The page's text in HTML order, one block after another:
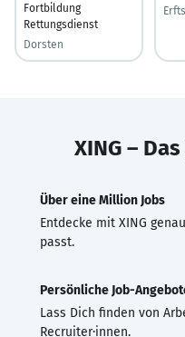
Fortbildung
Rettungsdienst
Dorsten
XING –
Über eine Million Jobs
Entdecke mit XING
passt.
Persönliche Job-
Lass Dich finden von
Recruiter·innen.